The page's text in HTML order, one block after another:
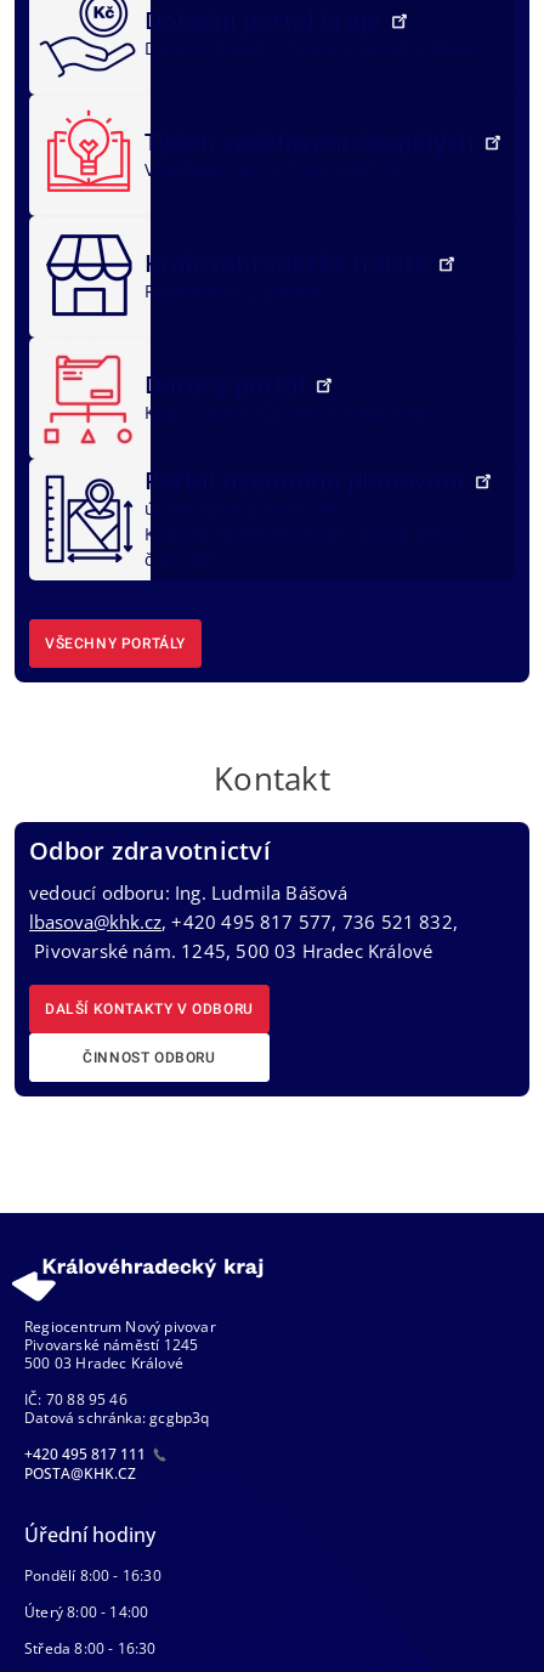
Dotační portál kraje
Dotační oblasti
Týden vzdělávání dospělých
Vzdělávací akce
Královéhradecké tržiště
Registrace
Datový portál
Kraj v datech
Portál územního plánování
územní plány obcí
Královéhradeckého kraje - portál DMVS,
část ÚAP
VŠECHNY PORTÁLY
Kontakt
Odbor zdravotnictví
vedoucí odboru: Ing. Ludmila Bášová
lbasova@khk.cz, +420 495 817 577, 736 521 832,
Pivovarské nám. 1245, 500 03 Hradec Králové
DALŠÍ KONTAKTY V ODBORU
ČINNOST ODBORU
Regiocentrum Nový pivovar
Pivovarské náměstí 1245
500 03 Hradec Králové
IČ: 70 88 95 46
Datová schránka: gcgbp3q
+420 495 817 111
POSTA@KHK.CZ
Úřední hodiny
Pondělí 8:00 - 16:30
Úterý 8:00 - 14:00
Středa 8:00 - 16:30